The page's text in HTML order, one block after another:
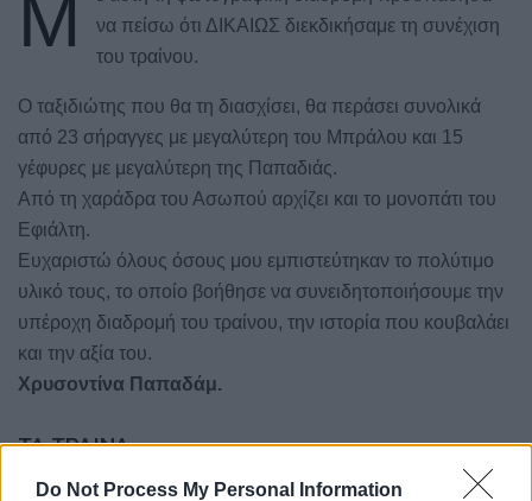
Do Not Process My Personal Information
Μ
να πείσω ότι ΔΙΚΑΙΩΣ διεκδικήσαμε τη συνέχιση
του τραίνου.
Ο ταξιδιώτης που θα τη διασχίσει, θα περάσει συνολικά
από 23 σήραγγες με μεγαλύτερη του Μπράλου και 15
γέφυρες με μεγαλύτερη της Παπαδιάς.
Από τη χαράδρα του Ασωπού αρχίζει και το μονοπάτι του
Εφιάλτη.
Ευχαριστώ όλους όσους μου εμπιστεύτηκαν το πολύτιμο
υλικό τους, το οποίο βοήθησε να συνειδητοποιήσουμε την
υπέροχη διαδρομή του τραίνου, την ιστορία που κουβαλάει
και την αξία του.
Χρυσοντίνα Παπαδάμ.
ΤΑ ΤΡΑΙΝΑ
Σημαίνου πολλά